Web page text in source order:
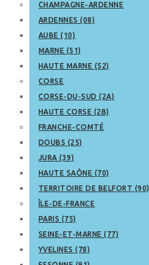
CHAMPAGNE-ARDENNE
ARDENNES (08)
AUBE (10)
MARNE (51)
HAUTE MARNE (52)
CORSE
CORSE-DU-SUD (2A)
HAUTE CORSE (2B)
FRANCHE-COMTÉ
DOUBS (25)
JURA (39)
HAUTE SAÔNE (70)
TERRITOIRE DE BELFORT (90)
ÎLE-DE-FRANCE
PARIS (75)
SEINE-ET-MARNE (77)
YVELINES (78)